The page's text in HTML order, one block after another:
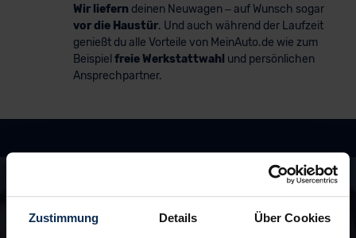
Zustimmung Details Über Cookies
Wir liefern deinen Neuwagen – auf Wunsch sogar
vor die Haustür. Und auch während der Laufzeit
genießt du alle Vorteile von MeinAuto.de wie zum
Beispiel freie Werkstattwahl und persönlichen
Ansprechpartner.
In unseren FAQ findest du Antworten rund um
Lieferzeiten